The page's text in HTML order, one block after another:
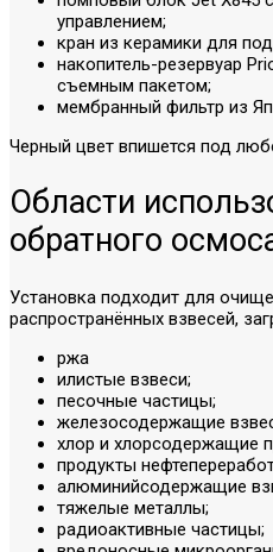
управлением;
кран из керамики для
накопитель-резервуар
съемным пакетом;
мембранный фильтр из
Черный цвет впишется под
Области
обратного
Установка подходит для
распространённых взвесей,
ржа
илистые взвеси;
песочные частицы;
железосодержащие
хлор и хлорсодержащие
продукты
алюминийсодержащие
тяжелые металлы;
радиоактивные частицы;